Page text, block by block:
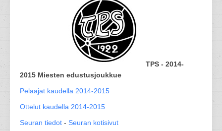
TPS - 2014-
2015 Miesten edustusjoukkue
Pelaajat kaudella 2014-2015
Ottelut kaudella 2014-2015
Seuran tiedot - Seuran kotisivut